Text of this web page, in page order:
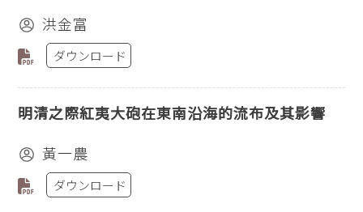
洪金富
ダウンロード
明清之際紅夷大砲在東南沿海的流布及其影響
黃一農
ダウンロード